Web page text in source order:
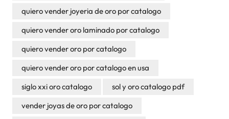
quiero vender joyeria de oro por catalogo
quiero vender oro laminado por catalogo
quiero vender oro por catalogo
quiero vender oro por catalogo en usa
siglo xxi oro catalogo
sol y oro catalogo pdf
vender joyas de oro por catalogo